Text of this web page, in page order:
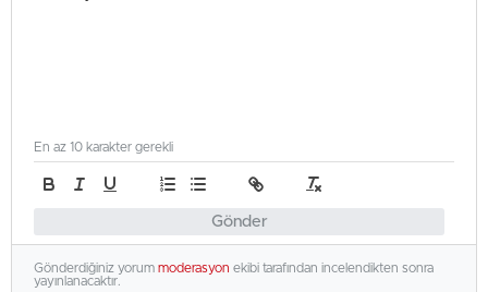
Gönder
En az 10 karakter gerekli
Gönderdiğiniz yorum moderasyon ekibi tarafından incelendikten sonra
yayınlanacaktır.